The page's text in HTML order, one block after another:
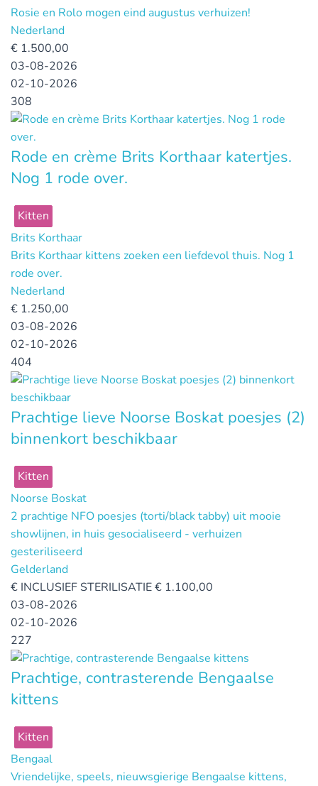
Rosie en Rolo mogen eind augustus verhuizen!
Nederland
€ 1.500,00
03-08-2026
02-10-2026
308
Rode en crème Brits Korthaar katertjes.
Nog 1 rode over.
Kitten
Brits Korthaar
Brits Korthaar kittens zoeken een liefdevol thuis. Nog 1
rode over.
Nederland
€ 1.250,00
03-08-2026
02-10-2026
404
Prachtige lieve Noorse Boskat poesjes (2)
binnenkort beschikbaar
Kitten
Noorse Boskat
2 prachtige NFO poesjes (torti/black tabby) uit mooie
showlijnen, in huis gesocialiseerd - verhuizen
gesteriliseerd
Gelderland
€ INCLUSIEF STERILISATIE € 1.100,00
03-08-2026
02-10-2026
227
Prachtige, contrasterende Bengaalse
kittens
Kitten
Bengaal
Vriendelijke, speels, nieuwsgierige Bengaalse kittens,